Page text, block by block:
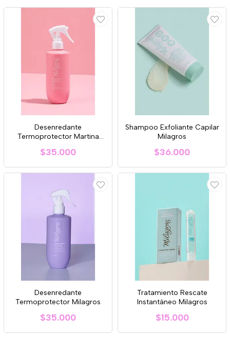
Desenredante
Termoprotector Martina
$35.000
Shampoo Exfoliante Capilar
Milagros
$36.000
Desenredante
Termoprotector Milagros
$35.000
Tratamiento Rescate
Instantáneo Milagros
$15.000